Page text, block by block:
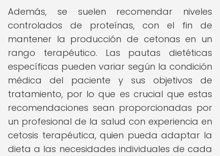
Además, se suelen recomendar niveles
controlados de proteínas, con el fin de
mantener la producción de cetonas en un
rango terapéutico. Las pautas dietéticas
específicas pueden variar según la condición
médica del paciente y sus objetivos de
tratamiento, por lo que es crucial que estas
recomendaciones sean proporcionadas por
un profesional de la salud con experiencia en
cetosis terapéutica, quien pueda adaptar la
dieta a las necesidades individuales de cada